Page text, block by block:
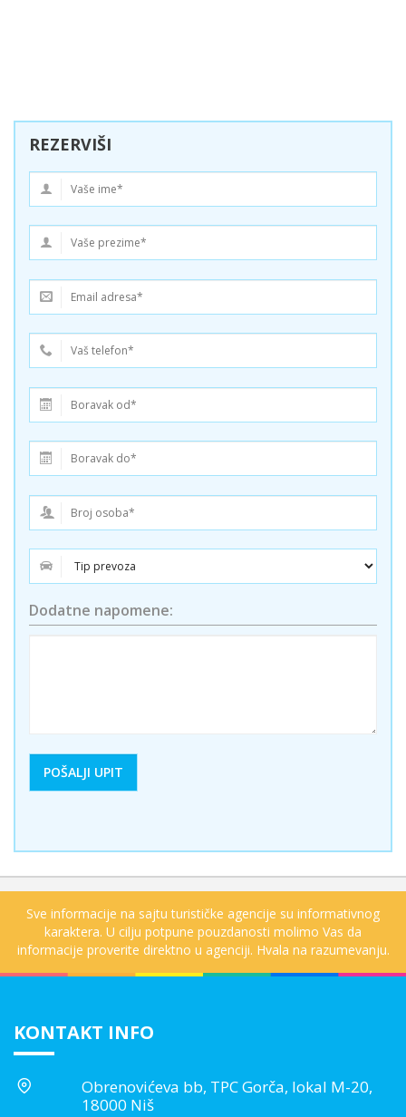
REZERVIŠI
Dodatne napomene:
Sve informacije na sajtu turističke agencije su informativnog
karaktera. U cilju potpune pouzdanosti molimo Vas da
informacije proverite direktno u agenciji. Hvala na razumevanju.
KONTAKT INFO
Obrenovićeva bb, TPC Gorča, lokal M-20,
18000 Niš